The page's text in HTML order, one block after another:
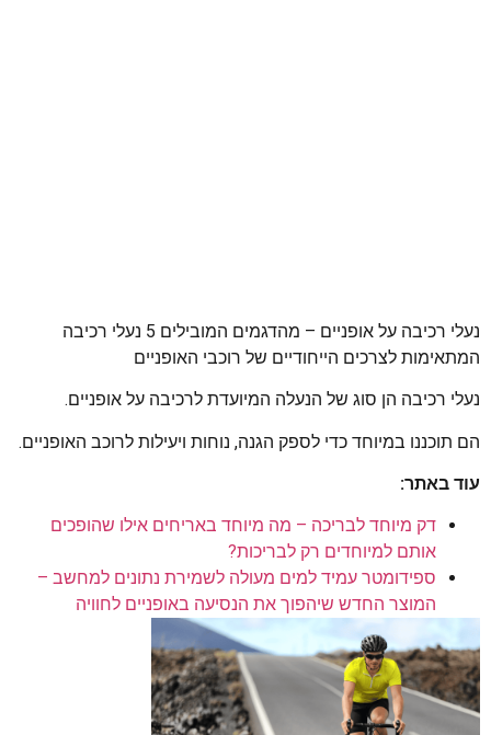
נעלי רכיבה על אופניים – מהדגמים המובילים 5 נעלי רכיבה
המתאימות לצרכים הייחודיים של רוכבי האופניים
נעלי רכיבה הן סוג של הנעלה המיועדת לרכיבה על אופניים.
הם תוכננו במיוחד כדי לספק הגנה, נוחות ויעילות לרוכב האופניים.
עוד באתר:
דק מיוחד לבריכה – מה מיוחד באריחים אילו שהופכים
אותם למיוחדים רק לבריכות?
ספידומטר עמיד למים מעולה לשמירת נתונים למחשב –
המוצר החדש שיהפוך את הנסיעה באופניים לחוויה